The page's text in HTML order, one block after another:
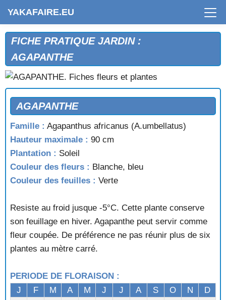
YAKAFAIRE.EU
FICHE PRATIQUE JARDIN :
AGAPANTHE
AGAPANTHE
Famille : Agapanthus africanus (A.umbellatus)
Hauteur maximale : 90 cm
Plantation : Soleil
Couleur des fleurs : Blanche, bleu
Couleur des feuilles : Verte
Resiste au froid jusque -5°C. Cette plante conserve
son feuillage en hiver. Agapanthe peut servir comme
fleur coupée. De préférence ne pas réunir plus de six
plantes au mètre carré.
PERIODE DE FLORAISON :
J
F M A M J J A S O N D